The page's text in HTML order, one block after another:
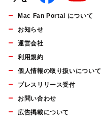
Mac Fan Portal について
お知らせ
運営会社
利用規約
個人情報の取り扱いについて
プレスリリース受付
お問い合わせ
広告掲載について